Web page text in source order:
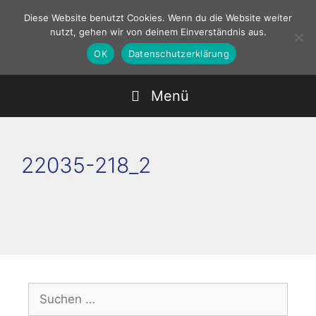
Inhalt
Menü
22035-218_2
nach:
Diese Website benutzt Cookies. Wenn du die Website weiter
nutzt, gehen wir von deinem Einverständnis aus.
OK
Datenschutzerklärung